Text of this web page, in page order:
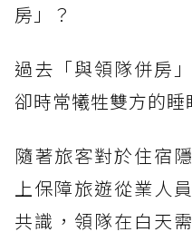
房」？
過去「與領隊併房
卻時常犧牲雙方的睡
隨著旅客對於住宿
上保障旅遊從業人
共識，領隊在白天